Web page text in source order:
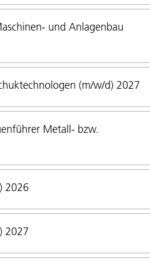
und Anlagenbau
(m/w/d) 2027
Metall- bzw.
2026
2027